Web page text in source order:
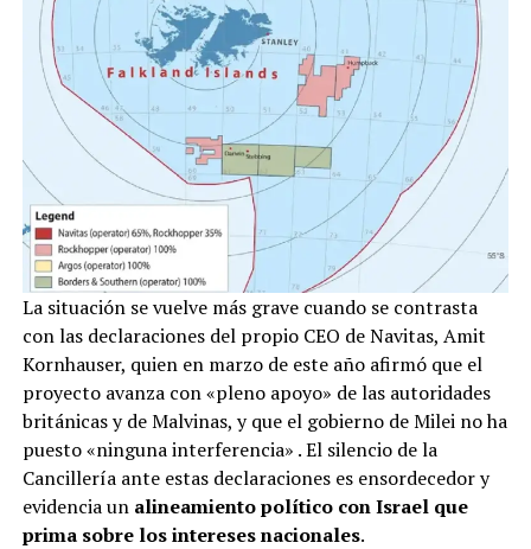
La situación se vuelve más grave cuando se contrasta
con las declaraciones del propio CEO de Navitas, Amit
Kornhauser, quien en marzo de este año afirmó que el
proyecto avanza con «pleno apoyo» de las autoridades
británicas y de Malvinas, y que el gobierno de Milei no ha
puesto «ninguna interferencia» . El silencio de la
Cancillería ante estas declaraciones es ensordecedor y
evidencia un alineamiento político con Israel que
prima sobre los intereses nacionales.